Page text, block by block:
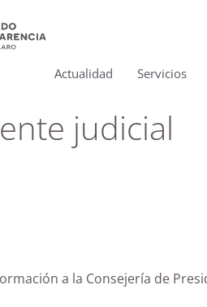
Actualidad Servicios
judicial
a la Consejería de